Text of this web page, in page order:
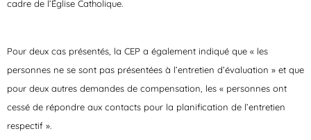
cadre de l’Église Catholique.
Pour deux cas présentés, la CEP a également indiqué que « les
personnes ne se sont pas présentées à l’entretien d’évaluation » et que
pour deux autres demandes de compensation, les « personnes ont
cessé de répondre aux contacts pour la planification de l’entretien
respectif ».